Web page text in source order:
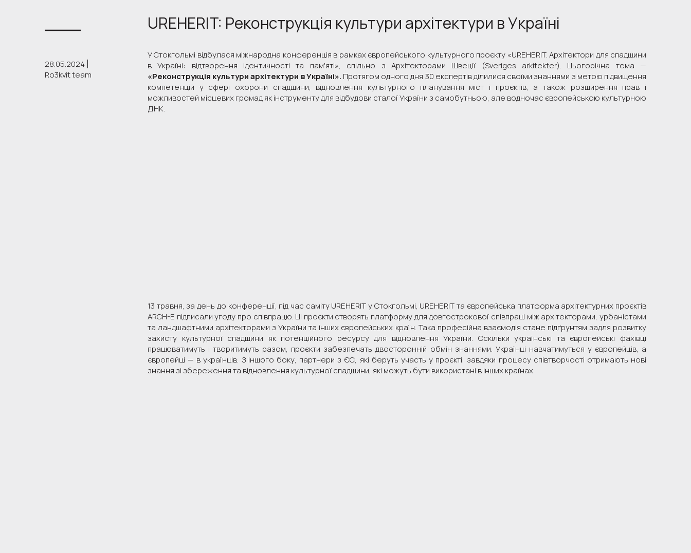
28.05.2024
Ro3kvit team
UREHERIT: Реконструкція культури архітектури в Україні
У Стокгольмі відбулася міжнародна конференція в рамках європейського культурного проєкту «UREHERIT. Архітектори для спадщини
в Україні: відтворення ідентичності та пам'яті», спільно з Архітекторами Швеції (Sveriges arkitekter). Цьогорічна тема —
«Реконструкція культури архітектури в Україні». Протягом одного дня 30 експертів ділилися своїми знаннями з метою підвищення
компетенцій у сфері охорони спадщини, відновлення культурного планування міст і проєктів, а також розширення прав і
можливостей місцевих громад як інструменту для відбудови сталої України з самобутньою, але водночас європейською культурною
ДНК.
13 травня, за день до конференції, під час саміту UREHERIT у Стокгольмі, UREHERIT та європейська платформа архітектурних проєктів
ARCH-E підписали угоду про співпрацю. Ці проєкти створять платформу для довгострокової співпраці між архітекторами, урбаністами
та ландшафтними архітекторами з України та інших європейських країн. Така професійна взаємодія стане підґрунтям задля розвитку
захисту культурної спадщини як потенційного ресурсу для відновлення України. Оскільки українські та європейські фахівці
працюватимуть і творитимуть разом, проєкти забезпечать двосторонній обмін знаннями. Українці навчатимуться у європейців, а
європейці — в українців. З іншого боку, партнери з ЄС, які беруть участь у проєкті, завдяки процесу співтворчості отримають нові
знання зі збереження та відновлення культурної спадщини, які можуть бути використані в інших країнах.